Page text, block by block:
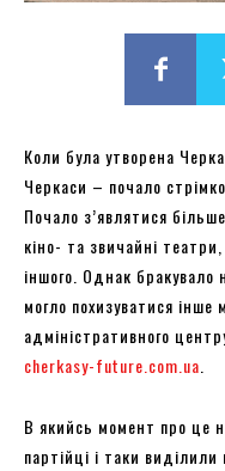
Коли була утворена
Черкаси – почало
Почало з’являтися
кіно- та звичайні
іншого. Однак бракувало
могло похизуватися
адміністративного
cherkasy-future.com.ua
В якийсь момент про це
партійці і таки